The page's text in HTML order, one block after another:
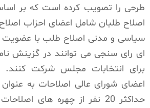
طرحی را تصویب کرده است که بر
اصلاح طلبان شامل اعضای احزاب
سیاسی و مدنی اصلاح طلب با عضویت
ای رای سنجی می توانند در گزینش
برای انتخابات مجلس شرکت کنند.
اعضای شورای عالی اصلاحات به
حداکثر 20 نفر از چهره های